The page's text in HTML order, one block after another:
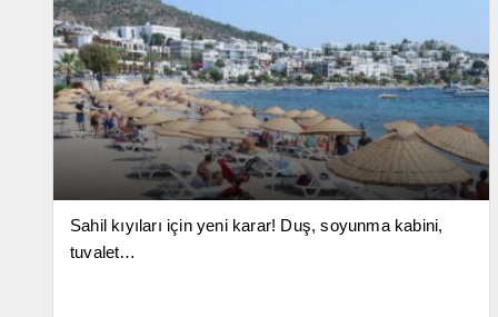
Sahil kıyıları için yeni karar! Duş, soyunma kabini,
tuvalet…